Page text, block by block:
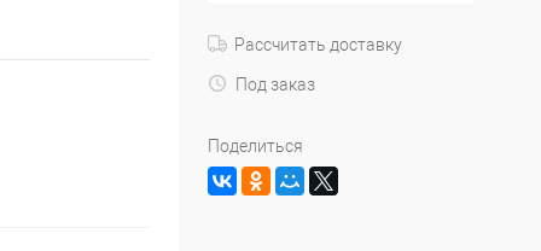
Рассчитать доставку
Под заказ
Поделиться